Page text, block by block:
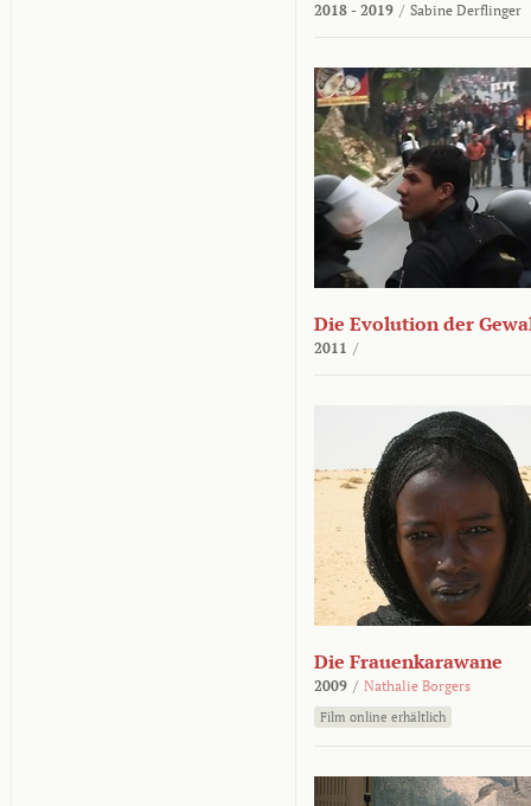
2018 - 2019 / Sabine Derflinger
Die Evolution der
2011 /
Die Frauenkarawane
2009 / Nathalie Borgers
Film online erhältlich